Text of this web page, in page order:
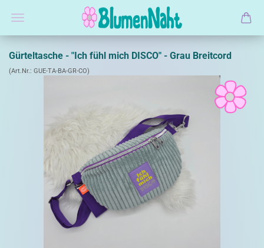
Gürteltasche - "Ich fühl mich DISCO" - Grau Breitcord
(Art.Nr.: GUE-TA-BA-GR-CO)